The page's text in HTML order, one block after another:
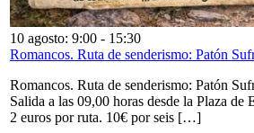
10 agosto: 9:00 - 15:30
Romancos. Ruta de senderismo: Patón
Romancos. Ruta de senderismo: Patón
Salida a las 09,00 horas desde la Plaza de
2 euros por ruta. 10€ por seis […]